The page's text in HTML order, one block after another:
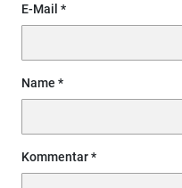
E-Mail
Name
Kommentar